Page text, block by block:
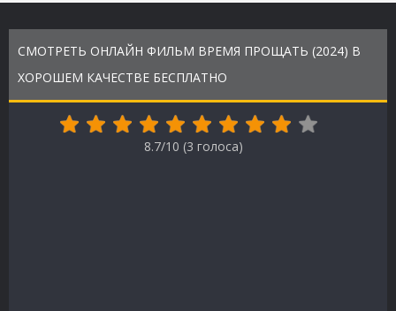
СМОТРЕТЬ ОНЛАЙН ФИЛЬМ ВРЕМЯ ПРОЩАТЬ (2024) В
ХОРОШЕМ КАЧЕСТВЕ БЕСПЛАТНО
8.7/10 (3 голоса)